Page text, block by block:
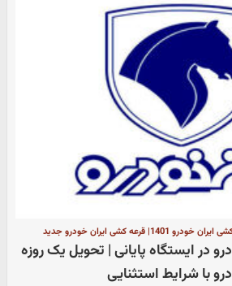
کشی ایران خودرو جدید
در ایستگاه پایانی | تحویل یک روزه
با شرایط استثنایی